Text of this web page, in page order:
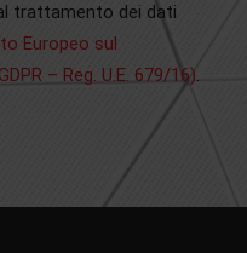
trattamento dei dati
Europeo sul
– Reg. U.E. 679/16).